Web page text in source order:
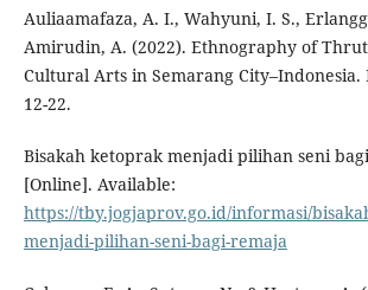
Auliaamafaza, A. I., Wahyuni, I. S.,
Amirudin, A. (2022). Ethnography of
Cultural Arts in Semarang City–Indonesia.
12-22.
Bisakah ketoprak menjadi pilihan seni
[Online]. Available:
https://tby.jogjaprov.go.id/informasi/
menjadi-pilihan-seni-bagi-remaja